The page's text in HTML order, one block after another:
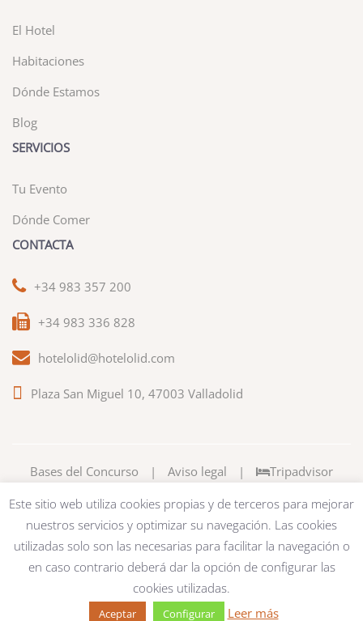
El Hotel
Habitaciones
Dónde Estamos
Blog
SERVICIOS
Tu Evento
Dónde Comer
CONTACTA
+34 983 357 200
+34 983 336 828
hotelolid@hotelolid.com
Plaza San Miguel 10, 47003 Valladolid
Bases del Concurso | Aviso legal | Tripadvisor
Este sitio web utiliza cookies propias y de terceros para mejorar
nuestros servicios y optimizar su navegación. Las cookies
utilizadas solo son las necesarias para facilitar la navegación o
en caso contrario deberá dar la opción de configurar las
cookies utilizadas.
Aceptar Configurar Leer más